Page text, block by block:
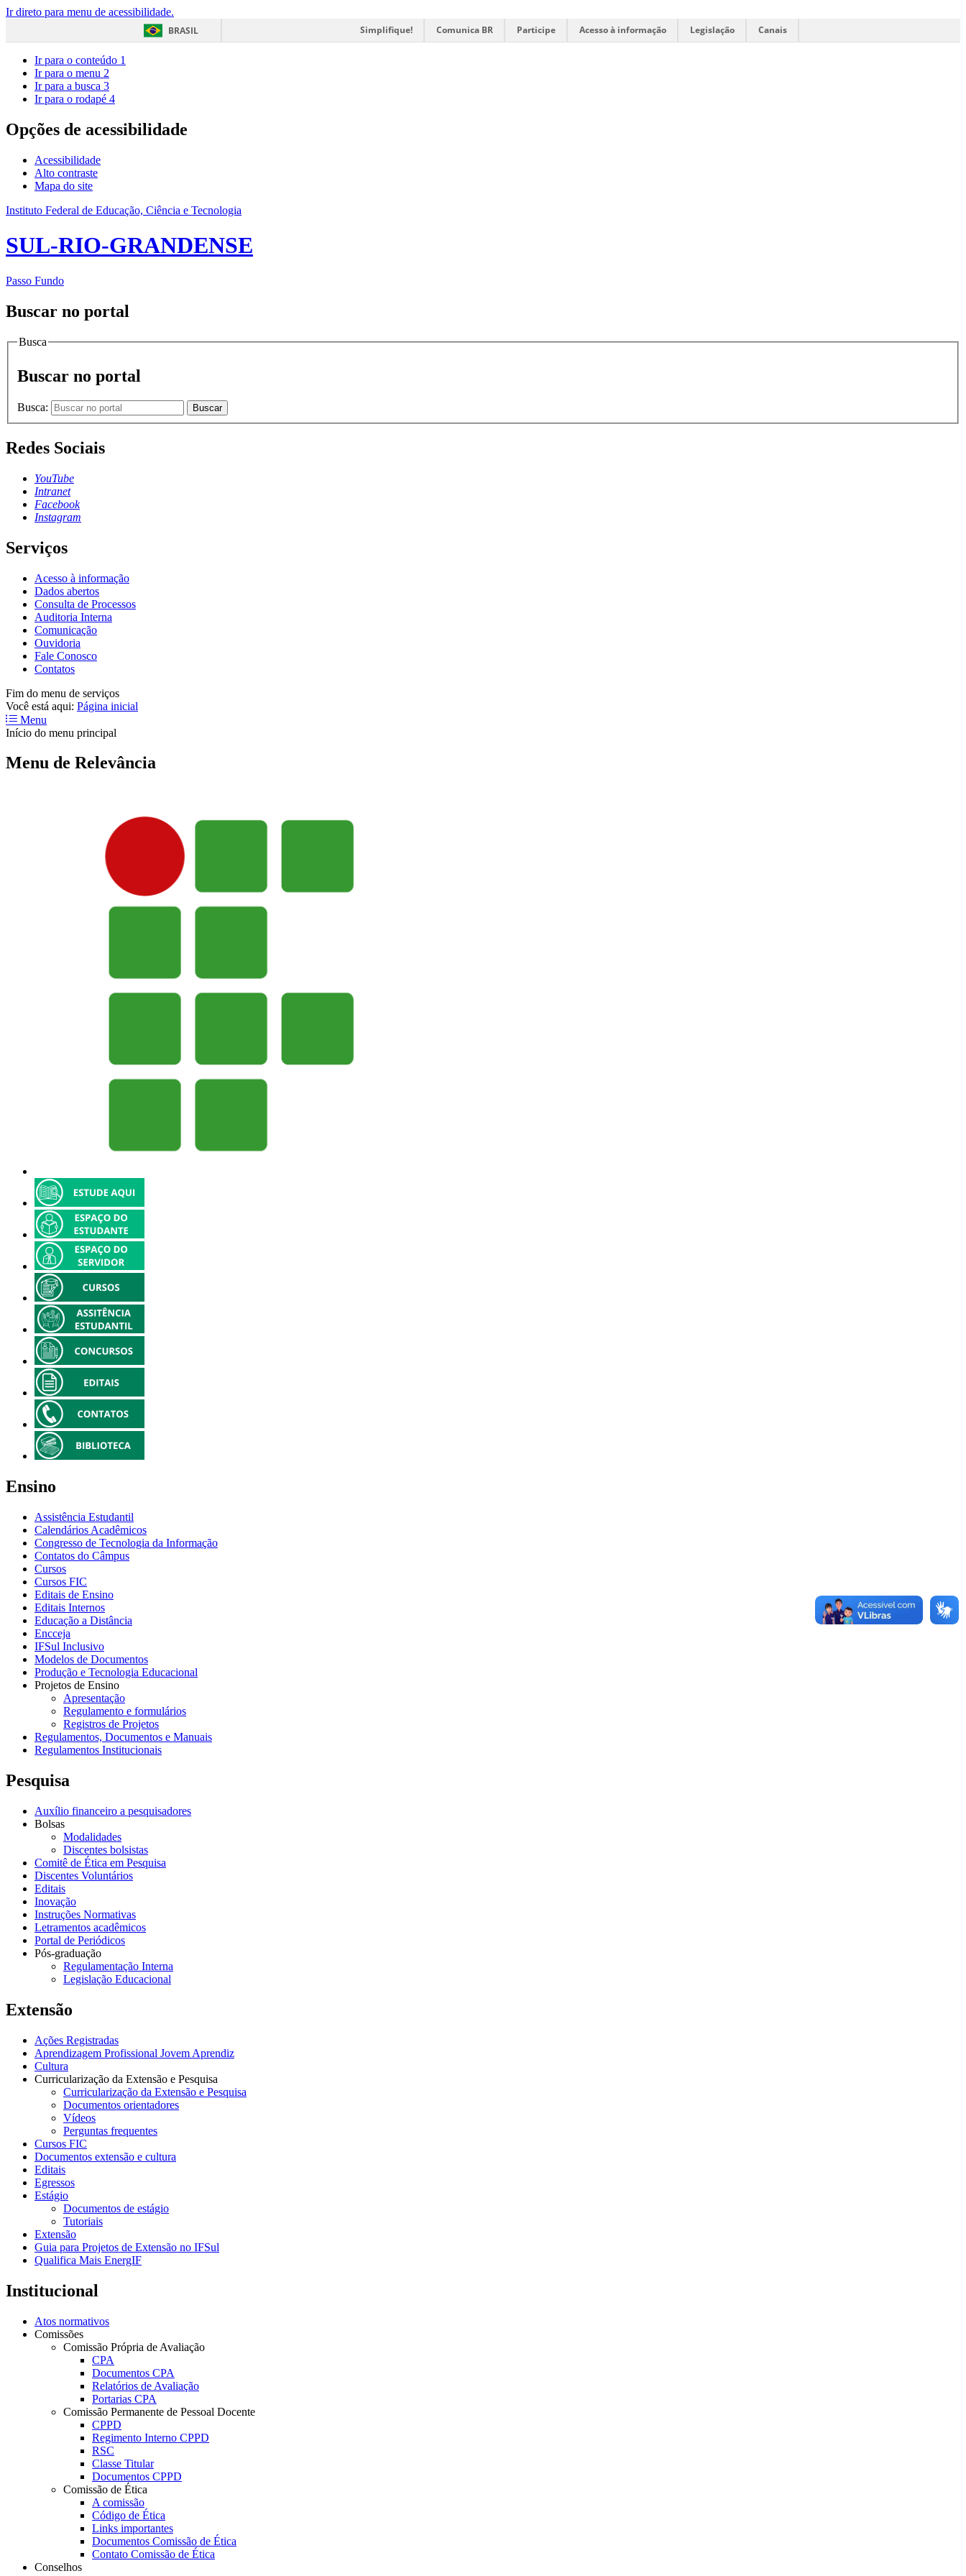
Ir direto para menu de acessibilidade.
BRASIL
Simplifique! Comunica BR Participe Acesso à informação Legislação Canais
Ir para o conteúdo 1
Ir para o menu 2
Ir para a busca 3
Ir para o rodapé 4
Opções de acessibilidade
Acessibilidade
Alto contraste
Mapa do site
Instituto Federal de Educação, Ciência e Tecnologia
SUL-RIO-GRANDENSE
Passo Fundo
Buscar no portal
Busca
Buscar no portal
Busca: Buscar
Redes Sociais
YouTube
Intranet
Facebook
Instagram
Serviços
Acesso à informação
Dados abertos
Consulta de Processos
Auditoria Interna
Comunicação
Ouvidoria
Fale Conosco
Contatos
Fim do menu de serviços
Você está aqui: Página inicial
Menu
Início do menu principal
Menu de Relevância
Ensino
Assistência Estudantil
Calendários Acadêmicos
Congresso de Tecnologia da Informação
Contatos do Câmpus
Cursos
Cursos FIC
Editais de Ensino
Editais Internos
Educação a Distância
Encceja
IFSul Inclusivo
Modelos de Documentos
Produção e Tecnologia Educacional
Projetos de Ensino
Apresentação
Regulamento e formulários
Registros de Projetos
Regulamentos, Documentos e Manuais
Regulamentos Institucionais
Pesquisa
Auxílio financeiro a pesquisadores
Bolsas
Modalidades
Discentes bolsistas
Comitê de Ética em Pesquisa
Discentes Voluntários
Editais
Inovação
Instruções Normativas
Letramentos acadêmicos
Portal de Periódicos
Pós-graduação
Regulamentação Interna
Legislação Educacional
Extensão
Ações Registradas
Aprendizagem Profissional Jovem Aprendiz
Cultura
Curricularização da Extensão e Pesquisa
Curricularização da Extensão e Pesquisa
Documentos orientadores
Vídeos
Perguntas frequentes
Cursos FIC
Documentos extensão e cultura
Editais
Egressos
Estágio
Documentos de estágio
Tutoriais
Extensão
Guia para Projetos de Extensão no IFSul
Qualifica Mais EnergIF
Institucional
Atos normativos
Comissões
Comissão Própria de Avaliação
CPA
Documentos CPA
Relatórios de Avaliação
Portarias CPA
Comissão Permanente de Pessoal Docente
CPPD
Regimento Interno CPPD
RSC
Classe Titular
Documentos CPPD
Comissão de Ética
A comissão
Código de Ética
Links importantes
Documentos Comissão de Ética
Contato Comissão de Ética
Conselhos